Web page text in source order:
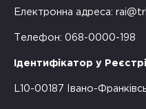
Електронна адреса:
Телефон: 068-0000-198
Ідентифікатор у
L10-00187 Івано-